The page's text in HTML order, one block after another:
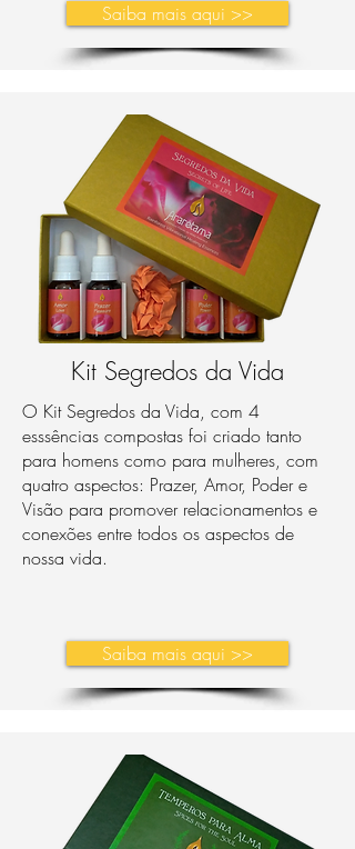
Saiba mais aqui >>
Kit Segredos da Vida
O Kit Segredos da Vida, com 4
esssências compostas foi criado tanto
para homens como para mulheres, com
quatro aspectos: Prazer, Amor, Poder e
Visão para promover relacionamentos e
conexões entre todos os aspectos de
nossa vida.
Saiba mais aqui >>